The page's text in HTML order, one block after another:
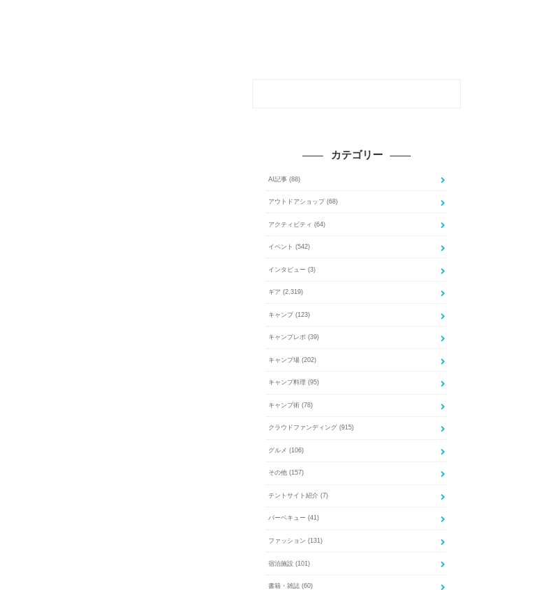
カテゴリー
AI記事 (88)
アウトドアショップ (68)
アクティビティ (64)
イベント (542)
インタビュー (3)
ギア (2,319)
キャンプ (123)
キャンプレポ (39)
キャンプ場 (202)
キャンプ料理 (95)
キャンプ術 (78)
クラウドファンディング (915)
グルメ (106)
その他 (157)
テントサイト紹介 (7)
バーベキュー (41)
ファッション (131)
宿泊施設 (101)
書籍・雑誌 (60)